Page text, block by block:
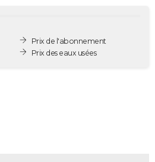
Prix de l'abonnement
Prix des eaux usées